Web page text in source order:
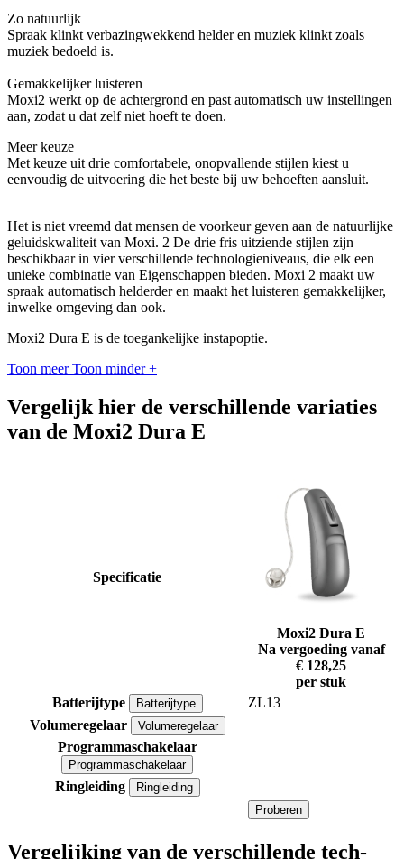
Zo natuurlijk
Spraak klinkt verbazingwekkend helder en muziek klinkt zoals
muziek bedoeld is.
Gemakkelijker luisteren
Moxi2 werkt op de achtergrond en past automatisch uw instellingen
aan, zodat u dat zelf niet hoeft te doen.
Meer keuze
Met keuze uit drie comfortabele, onopvallende stijlen kiest u
eenvoudig de uitvoering die het beste bij uw behoeften aansluit.
Het is niet vreemd dat mensen de voorkeur geven aan de natuurlijke
geluidskwaliteit van Moxi. 2 De drie fris uitziende stijlen zijn
beschikbaar in vier verschillende technologieniveaus, die elk een
unieke combinatie van Eigenschappen bieden. Moxi 2 maakt uw
spraak automatisch helderder en maakt het luisteren gemakkelijker,
inwelke omgeving dan ook.
Moxi2 Dura E is de toegankelijke instapoptie.
Toon meer Toon minder +
Vergelijk hier de verschillende variaties
van de Moxi2 Dura E
Specificatie
Moxi2 Dura E
Na vergoeding vanaf
€ 128,25
per stuk
Batterijtype
Batterijtype
ZL13
Volumeregelaar
Volumeregelaar
Programmaschakelaar
Programmaschakelaar
Ringleiding
Ringleiding
Proberen
Vergelijking van de verschillende tech-